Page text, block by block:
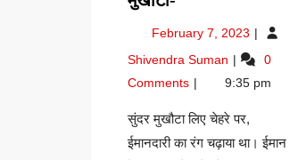
February 7, 2023 February
2023
Shivendra Suman मुखौटा- 0
Comments
9:35 pm
सुंदर मुखौटा लिए चेहरे पर,
ईमानदारी का रंग चढ़ाया था। ईमान